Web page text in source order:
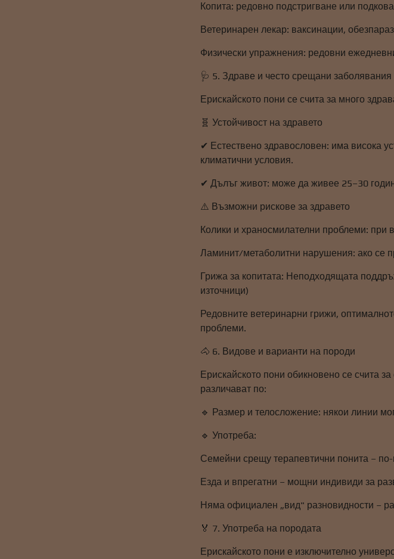
Копита: редовно подстригване или
Ветеринарен лекар: ваксинации,
Физически упражнения: редовни
🩺 5. Здраве и често срещани заболявания
Ерискайското пони се счита за много
🧬 Устойчивост на здравето
✔ Естествено здравословен: има висока
климатични условия.
✔ Дълъг живот: може да живее 25–30
⚠️ Възможни рискове за здравето
Колики и храносмилателни проблеми: при
Ламинит/метаболитни нарушения: ако се
Грижа за копитата: Неподходящата
източници)
Редовните ветеринарни грижи,
проблеми.
🐴 6. Видове и варианти на породи
Ерискайското пони обикновено се счита
различават по:
🔹 Размер и телосложение: някои линии
🔹 Употреба:
Семейни срещу терапевтични понита –
Езда и впрегатни – мощни индивиди за
Няма официален „вид" разновидности –
🏅 7. Употреба на породата
Ерискайското пони е изключително